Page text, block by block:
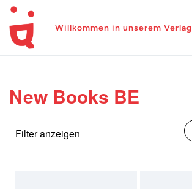
Willkommen in unserem Verlag
New Books BE
Filter anzeigen